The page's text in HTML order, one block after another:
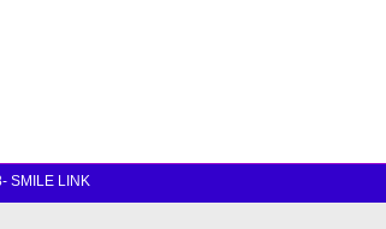
SMILE LINK